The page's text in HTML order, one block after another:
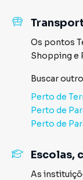
Os pontos
Shopping e
Buscar
Perto de
Perto de
Perto de
Escolas,
As